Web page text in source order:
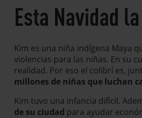
Esta Navidad
Kim es una niña indígena Maya
violencias para las niñas. En su
realidad. Por eso el colibrí es,
millones de niñas que luchan
Kim tuvo una infancia difícil.
de su ciudad para ayudar